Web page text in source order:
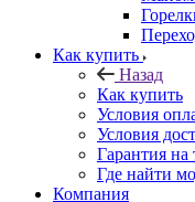
Как купить
Назад
Как купить
Условия
Условия
Гарантия на
Где найти
Компания